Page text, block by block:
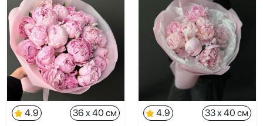
4.9
36 x 40 см
4.9
33 x 40 см